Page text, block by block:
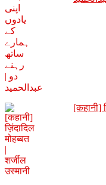
[कहानी]